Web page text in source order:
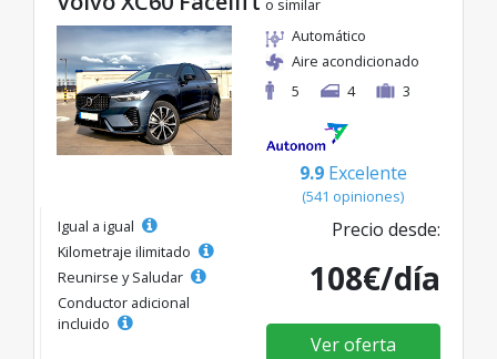
o similar
Automático
Aire acondicionado
5
4 3
9.9 Excelente
(541 opiniones)
Igual a igual
Kilometraje ilimitado
Reunirse y Saludar
Conductor adicional
incluido
Precio desde:
108€/día
Ver oferta